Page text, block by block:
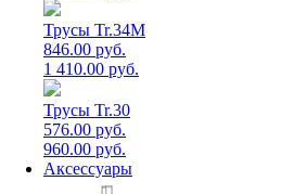
Трусы Tr.34M
846.00 руб.
1 410.00 руб.
Трусы Tr.30
576.00 руб.
960.00 руб.
Аксессуары